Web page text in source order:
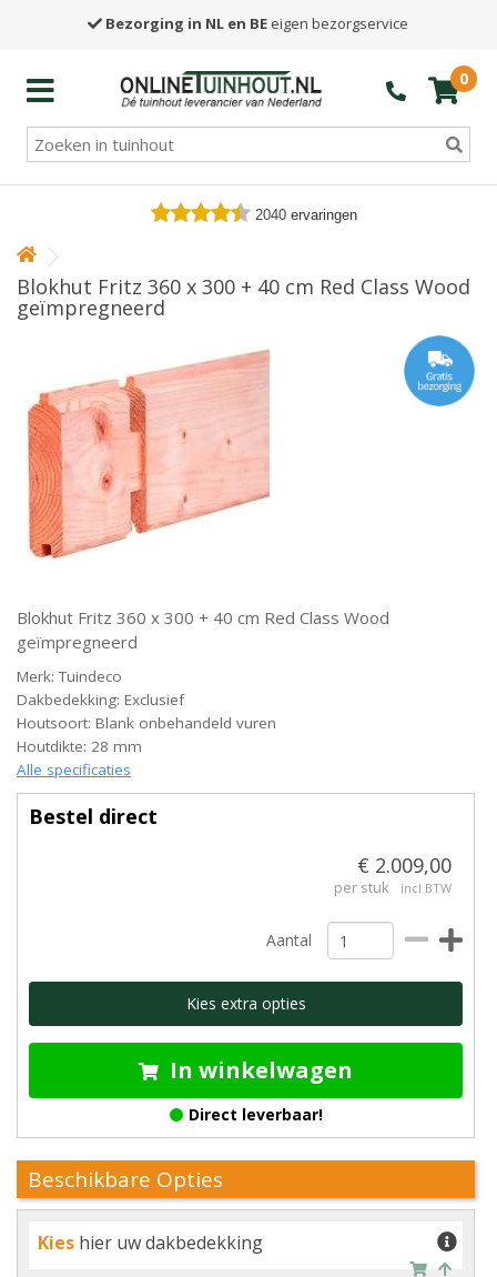
Bezorging in NL en BE eigen bezorgservice
0
2040 ervaringen
Blokhut Fritz 360 x 300 + 40 cm Red Class Wood
geïmpregneerd
Blokhut Fritz 360 x 300 + 40 cm Red Class Wood
geïmpregneerd
Merk: Tuindeco
Dakbedekking: Exclusief
Houtsoort: Blank onbehandeld vuren
Houtdikte: 28 mm
Alle specificaties
Bestel direct
€ 2.009,00
per stuk incl BTW
Aantal
Kies extra opties
In winkelwagen
Direct leverbaar!
Beschikbare Opties
Kies hier uw dakbedekking